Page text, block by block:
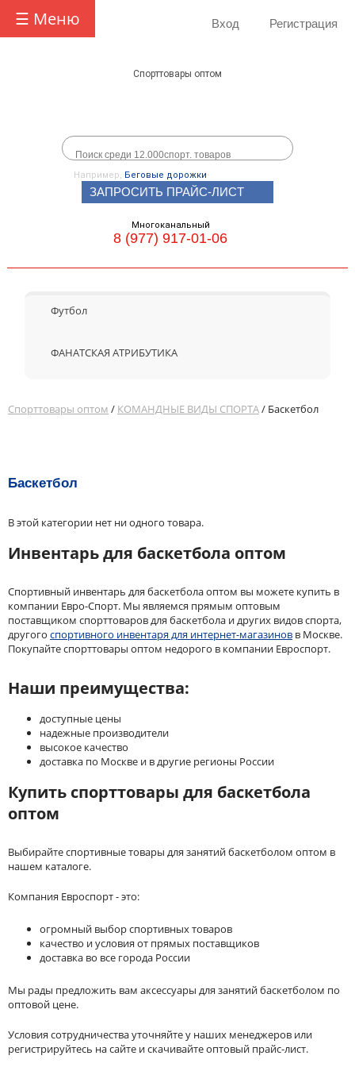
☰ Меню Вход Регистрация
Спорттовары оптом
Например, Беговые дорожки
ЗАПРОСИТЬ ПРАЙС-ЛИСТ
Многоканальный
8 (977) 917-01-06
Футбол
ФАНАТСКАЯ АТРИБУТИКА
Спорттовары оптом / КОМАНДНЫЕ ВИДЫ СПОРТА/ Баскетбол
Баскетбол
В этой категории нет ни одного товара.
Инвентарь для баскетбола оптом
Спортивный инвентарь для баскетбола оптом вы можете купить в
компании Евро-Спорт. Мы являемся прямым оптовым
поставщиком спорттоваров для баскетбола и других видов спорта,
другого спортивного инвентаря для интернет-магазинов в Москве.
Покупайте спорттовары оптом недорого в компании Евроспорт.
Наши преимущества:
доступные цены
надежные производители
высокое качество
доставка по Москве и в другие регионы России
Купить спорттовары для баскетбола
оптом
Выбирайте спортивные товары для занятий баскетболом оптом в
нашем каталоге.
Компания Евроспорт - это:
огромный выбор спортивных товаров
качество и условия от прямых поставщиков
доставка во все города России
Мы рады предложить вам аксессуары для занятий баскетболом по
оптовой цене.
Условия сотрудничества уточняйте у наших менеджеров или
регистрируйтесь на сайте и скачивайте оптовый прайс-лист.